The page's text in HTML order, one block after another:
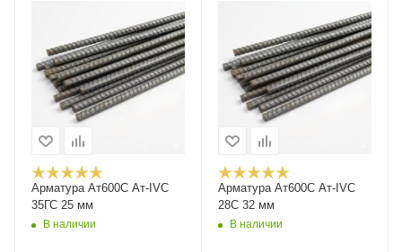
Арматура Ат600С Ат-IVС
35ГС 25 мм
В наличии
Арматура Ат600С Ат-IVС
28С 32 мм
В наличии